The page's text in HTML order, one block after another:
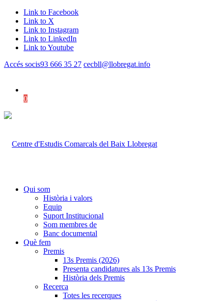
Link to Facebook
Link to X
Link to Instagram
Link to LinkedIn
Link to Youtube
Accés socis93 666 35 27 cecbll@llobregat.info
0
Qui som
Història i valors
Equip
Suport Institucional
Som membres de
Banc documental
Què fem
Premis
13s Premis (2026)
Presenta candidatures als 13s Premis
Història dels Premis
Recerca
Totes les recerques